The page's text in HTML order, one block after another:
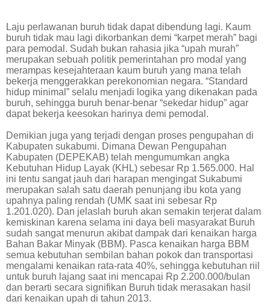
Laju perlawanan buruh tidak dapat dibendung lagi. Kaum
buruh tidak mau lagi dikorbankan demi “karpet merah” bagi
para pemodal. Sudah bukan rahasia jika “upah murah”
merupakan sebuah politik pemerintahan pro modal yang
merampas kesejahteraan kaum buruh yang mana telah
bekerja menggerakkan perekonomian negara. “Standard
hidup minimal” selalu menjadi logika yang dikenakan pada
buruh, sehingga buruh benar-benar “sekedar hidup” agar
dapat bekerja keesokan harinya demi pemodal.
Demikian juga yang terjadi dengan proses pengupahan di
Kabupaten sukabumi. Dimana Dewan Pengupahan
Kabupaten (DEPEKAB) telah mengumumkan angka
Kebutuhan Hidup Layak (KHL) sebesar Rp 1.565.000. Hal
ini tentu sangat jauh dari harapan mengingat Sukabumi
merupakan salah satu daerah penunjang ibu kota yang
upahnya paling rendah (UMK saat ini sebesar Rp
1.201.020). Dan jelaslah buruh akan semakin terjerat dalam
kemiskinan karena selama ini daya beli masyarakat Buruh
sudah sangat menurun akibat dampak dari kenaikan harga
Bahan Bakar Minyak (BBM). Pasca kenaikan harga BBM
semua kebutuhan sembilan bahan pokok dan transportasi
mengalami kenaikan rata-rata 40%, sehingga kebutuhan riil
untuk buruh lajang saat ini mencapai Rp 2.200.000/bulan
dan berarti secara signifikan Buruh tidak merasakan hasil
dari kenaikan upah di tahun 2013.